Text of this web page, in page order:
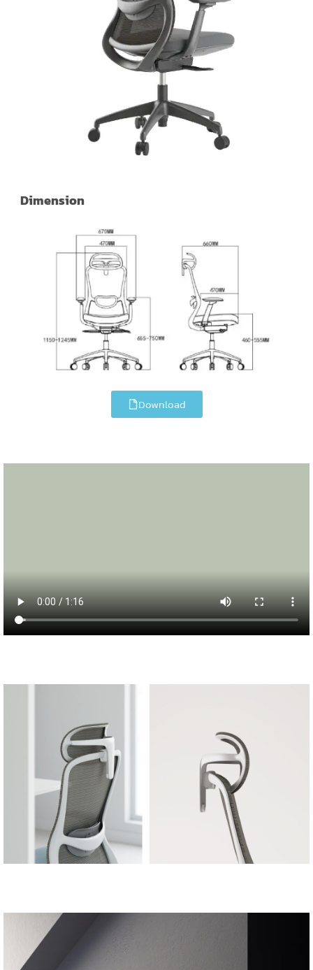
Dimension
Download